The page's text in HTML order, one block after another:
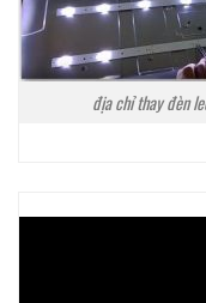
địa chỉ thay đèn